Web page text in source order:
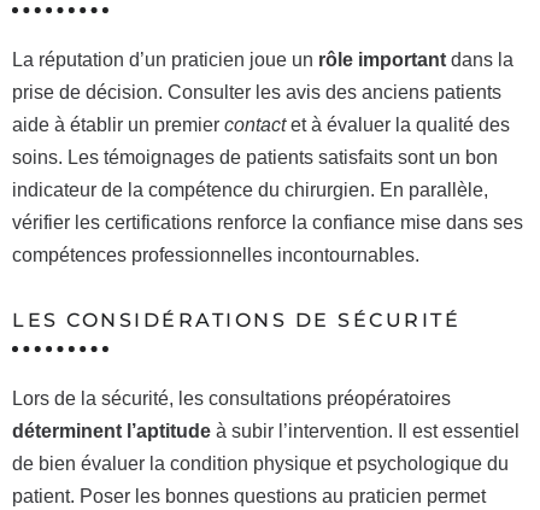
La réputation d’un praticien joue un rôle important dans la
prise de décision. Consulter les avis des anciens patients
aide à établir un premier contactet à évaluer la qualité des
soins. Les témoignages de patients satisfaits sont un bon
indicateur de la compétence du chirurgien. En parallèle,
vérifier les certifications renforce la confiance mise dans ses
compétences professionnelles incontournables.
LES CONSIDÉRATIONS DE SÉCURITÉ
Lors de la sécurité, les consultations préopératoires
déterminent l’aptitude à subir l’intervention. Il est essentiel
de bien évaluer la condition physique et psychologique du
patient. Poser les bonnes questions au praticien permet